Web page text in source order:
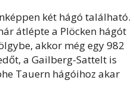
két hágó található.
átlépte a Plöcken hágót
akkor még egy 982
a Gailberg-Sattelt is
Tauern hágóihoz akar